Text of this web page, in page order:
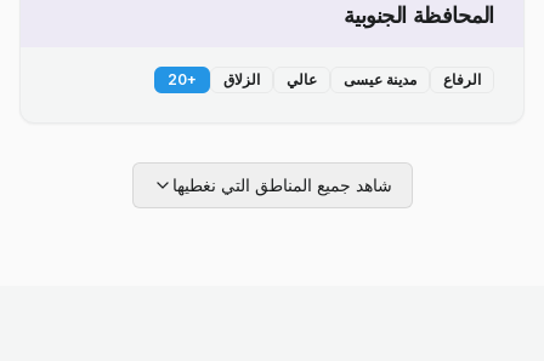
المحافظة الجنوبية
الرفاع مدينة عيسى عالي الزلاق +
20
شاهد جميع المناطق التي نغطيها